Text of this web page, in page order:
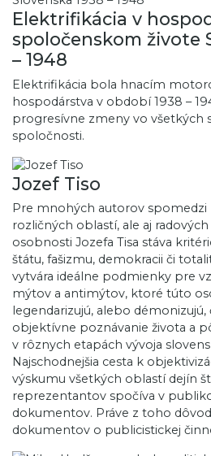
Elektrifikácia v
spoločenskom živote
– 1948
Elektrifikácia bola hnacím
hospodárstva v období 1938 –
progresívne zmeny vo všetkých
spoločnosti.
Jozef Tiso
Pre mnohých autorov spomedzi
rozličných oblastí, ale aj
osobnosti Jozefa Tisa stáva
štátu, fašizmu, demokracii či
vytvára ideálne podmienky pre
mýtov a antimýtov, ktoré túto
legendarizujú, alebo démonizujú,
objektívne poznávanie života a
v rôznych etapách vývoja
Najschodnejšia cesta k
výskumu všetkých oblastí dejín
reprezentantov spočíva v
dokumentov. Práve z toho
dokumentov o publicistickej